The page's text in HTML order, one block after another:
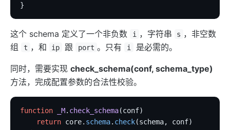
}
这个 schema 定义了一个非负数 i ，字符串 s ，非空数
组
t ，和 ip 跟 port 。只有 i 是必需的。
同时，需要实现 check_schema(conf, schema_type)
方法，完成配置参数的合法性校验。
function _M. check_schema(conf)
    return
core. schema. check(schema, conf)